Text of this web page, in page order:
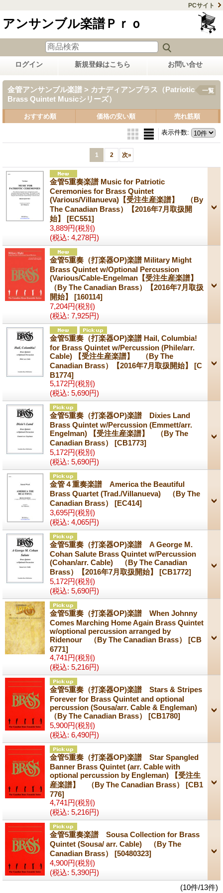
PCサイト
アンサンブル楽譜Ｐｒｏ
ログイン 新規登録はこちら お問い合せ
金管アンサンブル楽譜 > カナディアンブラス（Patriotic
Brass Quintet Musicシリーズ）
一覧
おすすめ順 価格の安い順 売れ筋順
表示件数:
1 2 次»
金管5重奏楽譜 Music for Patriotic
Ceremonies for Brass Quintet
(Various/Villanueva)【受注生産楽譜】 （By
The Canadian Brass）【2016年7月取扱開
始】 [EC551]
3,889円(税別)
(税込: 4,278円)
金管5重奏（打楽器OP)楽譜 Military Might
Brass Quintet w/Optional Percussion
(Various/Cable-Engelman【受注生産楽譜】
（By The Canadian Brass）【2016年7月取扱
開始】 [160114]
7,204円(税別)
(税込: 7,925円)
金管5重奏（打楽器OP)楽譜 Hail, Columbia!
for Brass Quintet w/Percussion (Phile/arr.
Cable) 【受注生産楽譜】 （By The
Canadian Brass）【2016年7月取扱開始】 [C
B1774]
5,172円(税別)
(税込: 5,690円)
金管5重奏（打楽器OP)楽譜 Dixies Land
Brass Quintet w/Percussion (Emmett/arr.
Engelman) 【受注生産楽譜】 （By The
Canadian Brass） [CB1773]
5,172円(税別)
(税込: 5,690円)
金管４重奏楽譜 America the Beautiful
Brass Quartet (Trad./Villanueva) （By The
Canadian Brass） [EC414]
3,695円(税別)
(税込: 4,065円)
金管5重奏（打楽器OP)楽譜 A George M.
Cohan Salute Brass Quintet w/Percussion
(Cohan/arr. Cable) （By The Canadian
Brass）【2016年7月取扱開始】 [CB1772]
5,172円(税別)
(税込: 5,690円)
金管5重奏（打楽器OP)楽譜 When Johnny
Comes Marching Home Again Brass Quintet
w/optional percussion arranged by
Ridenour （By The Canadian Brass） [CB
6771]
4,741円(税別)
(税込: 5,216円)
金管5重奏（打楽器OP)楽譜 Stars & Stripes
Forever for Brass Quintet and optional
percussion (Sousa/arr. Cable & Engleman)
（By The Canadian Brass） [CB1780]
5,900円(税別)
(税込: 6,490円)
金管5重奏（打楽器OP)楽譜 Star Spangled
Banner Brass Quintet (arr. Cable with
optional percussion by Engleman) 【受注生
産楽譜】 （By The Canadian Brass） [CB1
776]
4,741円(税別)
(税込: 5,216円)
金管5重奏楽譜 Sousa Collection for Brass
Quintet (Sousa/ arr. Cable) （By The
Canadian Brass） [50480323]
4,900円(税別)
(税込: 5,390円)
(10件/13件)